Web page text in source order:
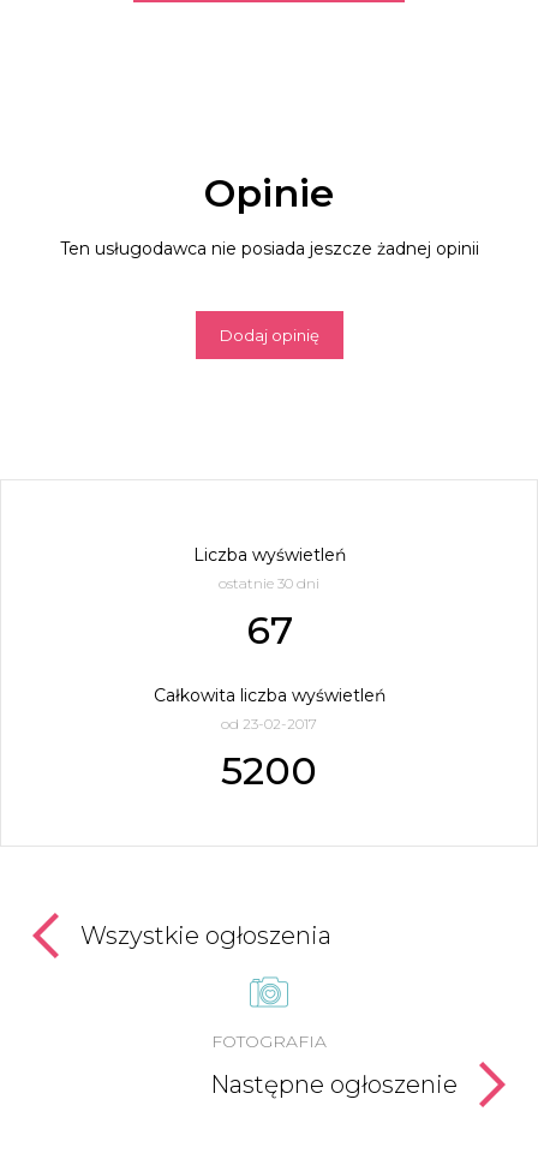
Opinie
Ten usługodawca nie posiada jeszcze żadnej opinii
Dodaj opinię
Liczba wyświetleń
ostatnie 30 dni
67
Całkowita liczba wyświetleń
od 23-02-2017
5200
Wszystkie ogłoszenia
FOTOGRAFIA
Następne ogłoszenie